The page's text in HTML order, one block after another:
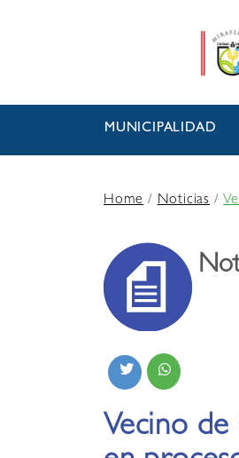
MUNICIPALIDAD
Home/Noticias /
Vecino